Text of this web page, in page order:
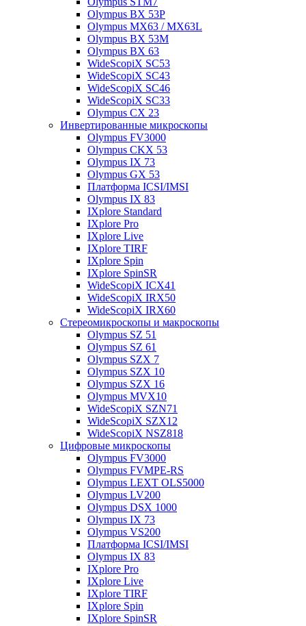
Olympus BX 53P
Olympus MX63 / MX63L
Olympus BX 53M
Olympus BX 63
WideScopiX SC53
WideScopiX SC43
WideScopiX SC46
WideScopiX SC33
Olympus CX 23
Инвертированные микроскопы
Olympus FV3000
Olympus CKX 53
Olympus IX 73
Olympus GX 53
Платформа ICSI/IMSI
Olympus IX 83
IXplore Standard
IXplore Pro
IXplore Live
IXplore TIRF
IXplore Spin
IXplore SpinSR
WideScopiX ICX41
WideScopiX IRX50
WideScopiX IRX60
Стереомикроскопы и макроскопы
Olympus SZ 51
Olympus SZ 61
Olympus SZX 7
Olympus SZX 10
Olympus SZX 16
Olympus MVX10
WideScopiX SZN71
WideScopiX SZX12
WideScopiX NSZ818
Цифровые микроскопы
Olympus FV3000
Olympus FVMPE-RS
Olympus LEXT OLS5000
Olympus LV200
Olympus DSX 1000
Olympus IX 73
Olympus VS200
Платформа ICSI/IMSI
Olympus IX 83
IXplore Pro
IXplore Live
IXplore TIRF
IXplore Spin
IXplore SpinSR